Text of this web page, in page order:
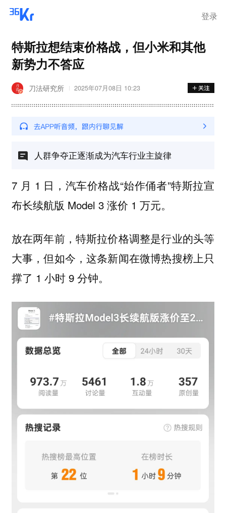
登录
特斯拉想结束价格战，但小米和其他
新势力不答应
刀法研究所 2025年07月08日 10:23
人群争夺正逐渐成为汽车行业主旋律
7 月 1 日，汽车价格战“始作俑者”特斯拉宣
布长续航版 Model 3 涨价 1 万元。
放在两年前，特斯拉价格调整是行业的头等
大事，但如今，这条新闻在微博热搜榜上只
撑了 1 小时 9 分钟。